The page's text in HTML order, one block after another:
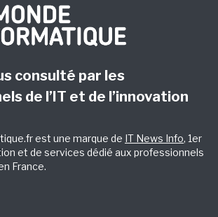
consulté par les
de l’IT et de l’innovation
est une marque de IT News Info, 1er
et de services dédié aux professionnels
France.